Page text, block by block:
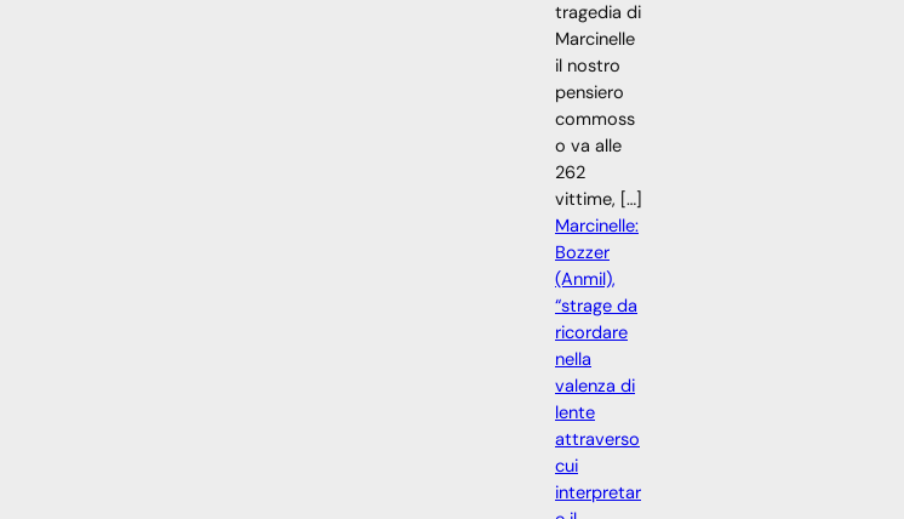
tragedia di
Marcinelle
il nostro
pensiero
commoss
o va alle
262
vittime, […]
Marcinelle:
Bozzer
(Anmil),
“strage da
ricordare
nella
valenza di
lente
attraverso
cui
interpretar